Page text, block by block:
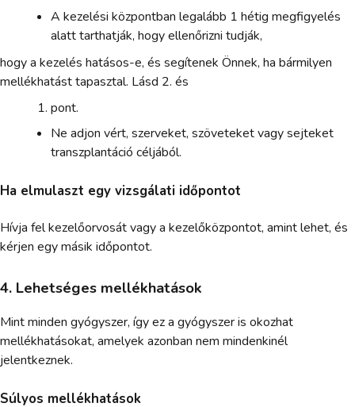
A kezelési központban legalább 1 hétig megfigyelés
alatt tarthatják, hogy ellenőrizni tudják,
hogy a kezelés hatásos-e, és segítenek Önnek, ha bármilyen
mellékhatást tapasztal. Lásd 2. és
pont.
Ne adjon vért, szerveket, szöveteket vagy sejteket
transzplantáció céljából.
Ha elmulaszt egy vizsgálati időpontot
Hívja fel kezelőorvosát vagy a kezelőközpontot, amint lehet, és
kérjen egy másik időpontot.
4. Lehetséges mellékhatások
Mint minden gyógyszer, így ez a gyógyszer is okozhat
mellékhatásokat, amelyek azonban nem mindenkinél
jelentkeznek.
Súlyos mellékhatások